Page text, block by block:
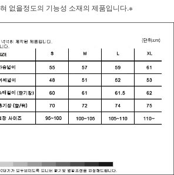
없을정도의 기능성 소재의 제품입니다.※